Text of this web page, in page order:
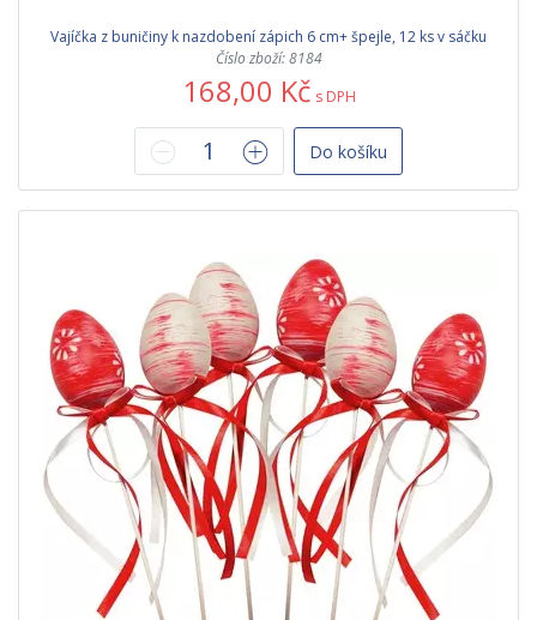
Vajíčka z buničiny k nazdobení zápich 6 cm+ špejle, 12 ks v sáčku
Číslo zboží: 8184
168,00 Kč s DPH
Do košíku